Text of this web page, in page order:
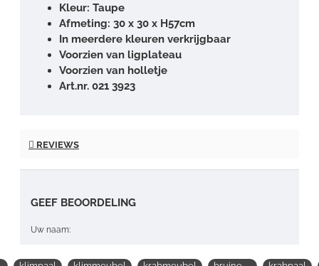
Kleur: Taupe
Afmeting: 30 x 30 x H57cm
In meerdere kleuren verkrijgbaar
Voorzien van ligplateau
Voorzien van holletje
Art.nr. 021 3923
REVIEWS
GEEF BEOORDELING
Uw naam: